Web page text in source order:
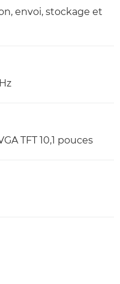
envoi, stockage et
TFT 10,1 pouces